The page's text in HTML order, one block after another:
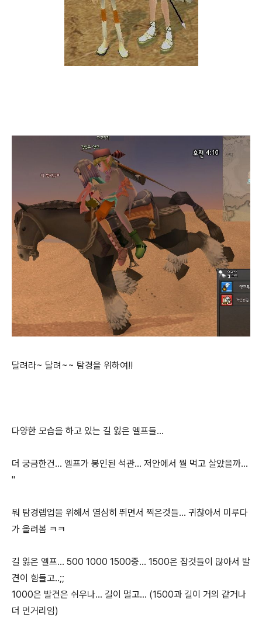
달려라~ 달려~~ 탐경을 위하여!!
다양한 모습을 하고 있는 길 잃은 엘프들...
더 궁금한건... 엘프가 봉인된 석관... 저안에서 뭘 먹고 살았을까...
''
뭐 탐경렙업을 위해서 열심히 뛰면서 찍은것들... 귀찮아서 미루다
가 올려봄 ㅋㅋ
길 잃은 엘프... 500 1000 1500중... 1500은 잡것들이 많아서 발
견이 힘들고..;;
1000은 발견은 쉬우나... 길이 멀고... (1500과 길이 거의 같거나
더 먼거리임)